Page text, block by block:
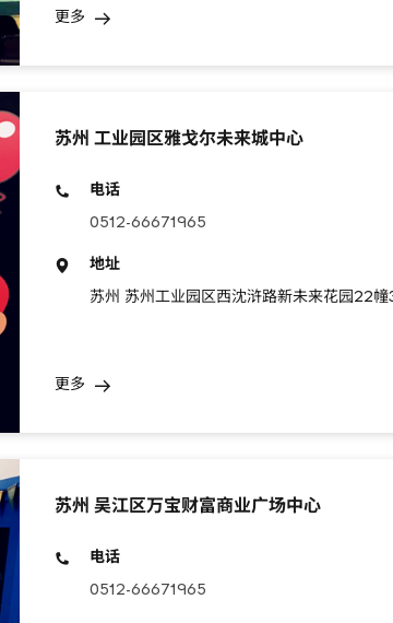
更多
苏州 工业园区雅戈尔未来城中心
电话
0512-66671965
地址
苏州 苏州工业园区西沈浒路新未来花园22幢
更多
苏州 吴江区万宝财富商业广场中心
电话
0512-66671965